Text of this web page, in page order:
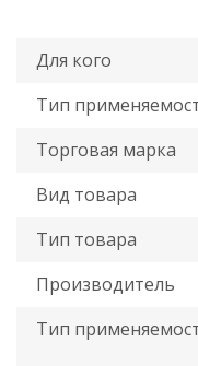
Для кого
Тип
Торговая марка
Вид товара
Тип товара
Производитель
Тип